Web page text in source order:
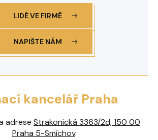
LIDÉ VE FIRMĚ
NAPIŠTE NÁM
kancelář Praha
adrese Strakonická 3363/2d, 150 00
Praha 5-Smíchov.